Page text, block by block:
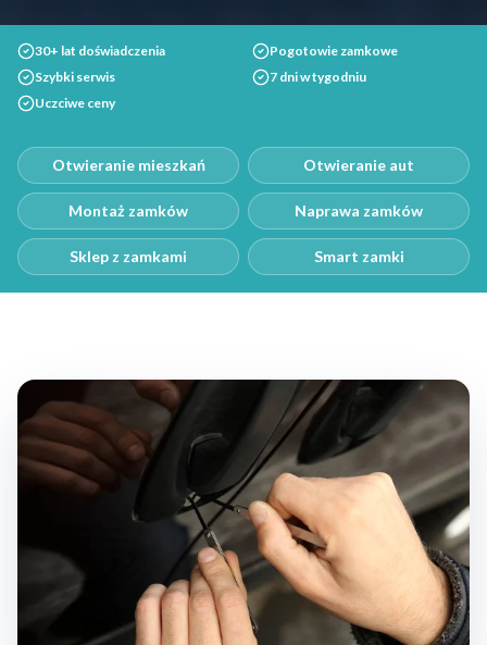
30+ lat doświadczenia
Pogotowie zamkowe
Szybki serwis
7 dni w tygodniu
Uczciwe ceny
Otwieranie mieszkań Otwieranie aut
Montaż zamków Naprawa zamków
Sklep z zamkami Smart zamki